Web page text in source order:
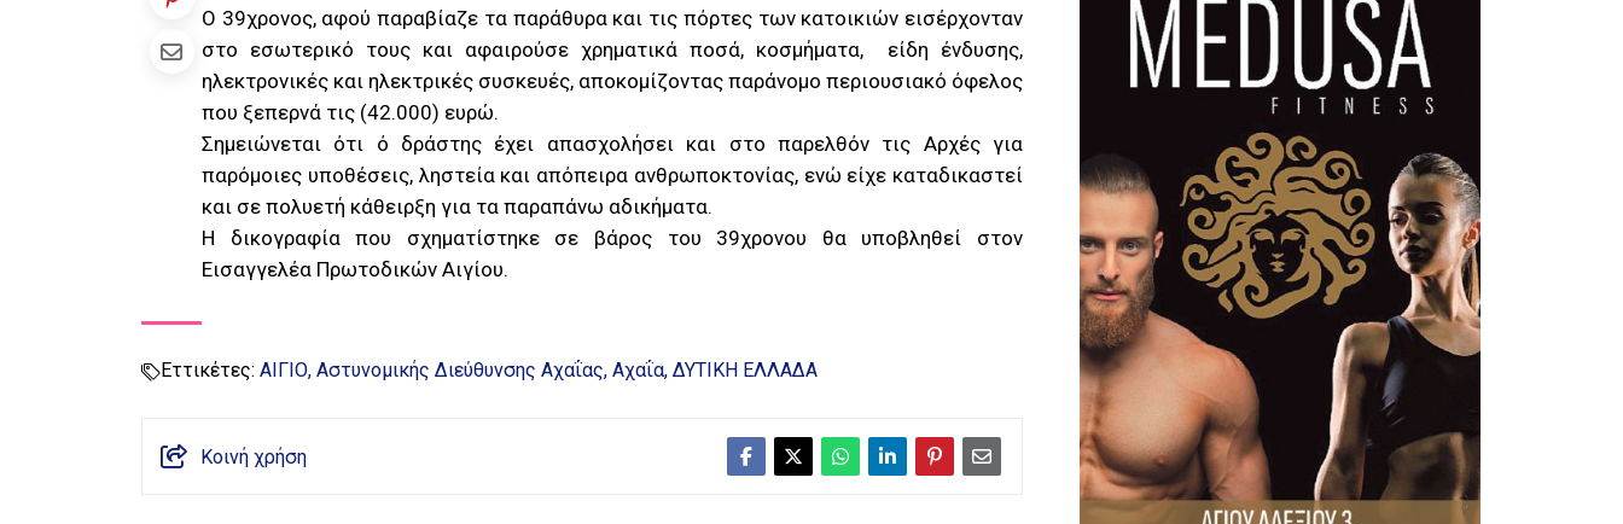
Ο 39χρονος, αφού παραβίαζε τα παράθυρα και τις πόρτες των κατοικιών εισέρχονταν
στο εσωτερικό τους και αφαιρούσε χρηματικά ποσά, κοσμήματα, είδη ένδυσης,
ηλεκτρονικές και ηλεκτρικές συσκευές, αποκομίζοντας παράνομο περιουσιακό όφελος
που ξεπερνά τις (42.000) ευρώ.
Σημειώνεται ότι ό δράστης έχει απασχολήσει και στο παρελθόν τις Αρχές για
παρόμοιες υποθέσεις, ληστεία και απόπειρα ανθρωποκτονίας, ενώ είχε καταδικαστεί
και σε πολυετή κάθειρξη για τα παραπάνω αδικήματα.
Η δικογραφία που σχηματίστηκε σε βάρος του 39χρονου θα υποβληθεί στον
Εισαγγελέα Πρωτοδικών Αιγίου.
Εττικέτες: ΑΙΓΙΟ Αστυνομικής Διεύθυνσης Αχαΐας Αχαΐα ΔΥΤΙΚΗ ΕΛΛΑΔΑ
Κοινή χρήση